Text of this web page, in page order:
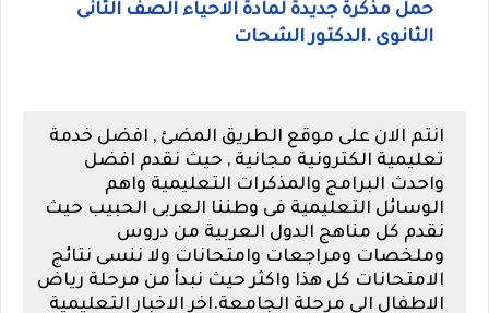
حمل مذكرة جديدة لمادة الاحياء الصف الثانى
الثانوى .الدكتور الشحات
انتم الان على موقع الطريق المضئ , افضل خدمة
تعليمية الكترونية مجانية , حيث نقدم افضل
واحدث البرامج والمذكرات التعليمية واهم
الوسائل التعليمية فى وطننا العربى الحبيب حيث
نقدم كل مناهج الدول العربية من دروس
وملخصات ومراجعات وامتحانات ولا ننسى نتائج
الامتحانات كل هذا واكثر حيث نبدأ من مرحلة رياض
الاطفال الى مرحلة الجامعة.اخر الاخبار التعليمية